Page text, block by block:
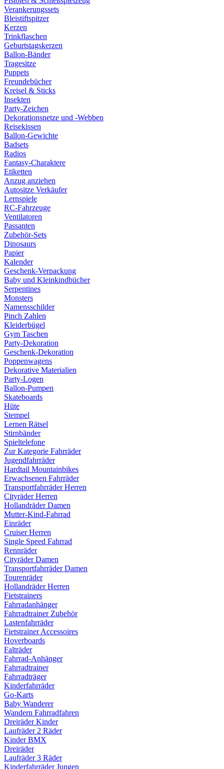
Verankerungssets
Bleistiftspitzer
Kerzen
Trinkflaschen
Geburtstagskerzen
Ballon-Bänder
Tragesitze
Puppets
Freundebücher
Kreisel & Sticks
Insekten
Party-Zeichen
Dekorationsnetze und -Webben
Reisekissen
Ballon-Gewichte
Badsets
Radios
Fantasy-Charaktere
Etiketten
Anzug anziehen
Autositze Verkäufer
Lernspiele
RC-Fahrzeuge
Ventilatoren
Passanten
Zubehör-Sets
Dinosaurs
Papier
Kalender
Geschenk-Verpackung
Baby und Kleinkindbücher
Serpentines
Monsters
Namensschilder
Pinch Zahlen
Kleiderbügel
Gym Taschen
Party-Dekoration
Geschenk-Dekoration
Poppenwagens
Dekorative Materialien
Party-Logen
Ballon-Pumpen
Skateboards
Hüte
Stempel
Lernen Rätsel
Stirnbänder
Spieltelefone
Zur Kategorie Fahrräder
Jugendfahrräder
Hardtail Mountainbikes
Erwachsenen Fahrräder
Transportfahrräder Herren
Cityräder Herren
Hollandräder Damen
Mutter-Kind-Fahrrad
Einräder
Cruiser Herren
Single Speed Fahrrad
Rennräder
Cityräder Damen
Transportfahrräder Damen
Tourenräder
Hollandräder Herren
Fietstrainers
Fahrradanhänger
Fahrradtrainer Zubehör
Lastenfahrräder
Fietstrainer Accessoires
Hoverboards
Falträder
Fahrrad-Anhänger
Fahrradtrainer
Fahrradträger
Kinderfahrräder
Go-Karts
Baby Wanderer
Wandern Fahrradfahren
Dreiräder Kinder
Laufräder 2 Räder
Kinder BMX
Dreiräder
Laufräder 3 Räder
Kinderfahrräder Jungen